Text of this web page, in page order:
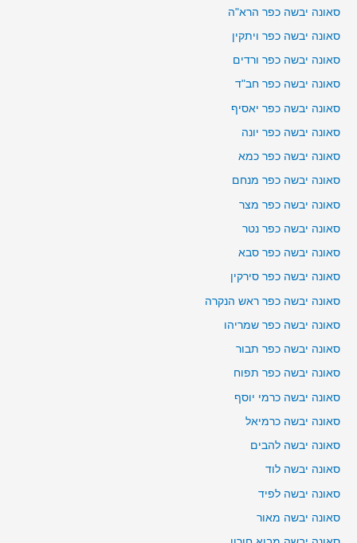
סאונה יבשה כפר הרא"ה
סאונה יבשה כפר ויתקין
סאונה יבשה כפר ורדים
סאונה יבשה כפר חב"ד
סאונה יבשה כפר יאסיף
סאונה יבשה כפר יונה
סאונה יבשה כפר כמא
סאונה יבשה כפר מנחם
סאונה יבשה כפר מצר
סאונה יבשה כפר נטר
סאונה יבשה כפר סבא
סאונה יבשה כפר סירקין
סאונה יבשה כפר ראש הנקרה
סאונה יבשה כפר שמריהו
סאונה יבשה כפר תבור
סאונה יבשה כפר תפוח
סאונה יבשה כרמי יוסף
סאונה יבשה כרמיאל
סאונה יבשה להבים
סאונה יבשה לוד
סאונה יבשה לפיד
סאונה יבשה מאור